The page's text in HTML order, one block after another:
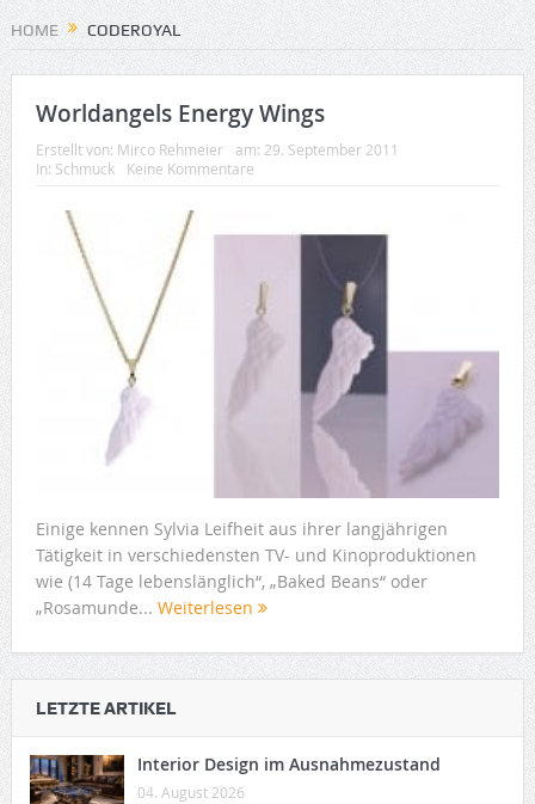
HOME CODEROYAL
Worldangels Energy Wings
Erstellt von: Mirco Rehmeier am: 29. September 2011
In: Schmuck Keine Kommentare
Einige kennen Sylvia Leifheit aus ihrer langjährigen
Tätigkeit in verschiedensten TV- und Kinoproduktionen
wie (14 Tage lebenslänglich“, „Baked Beans“ oder
„Rosamunde... Weiterlesen
LETZTE ARTIKEL
Interior Design im Ausnahmezustand
04. August 2026